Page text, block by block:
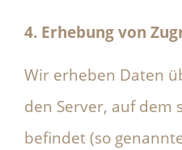
4. Erhebung von
Wir erheben Daten
den Server, auf dem
befindet (so